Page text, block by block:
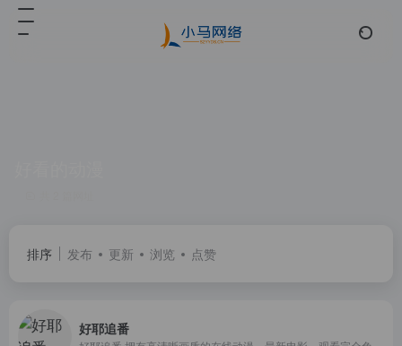
排序 发布 更新 浏览 点赞
好耶追番